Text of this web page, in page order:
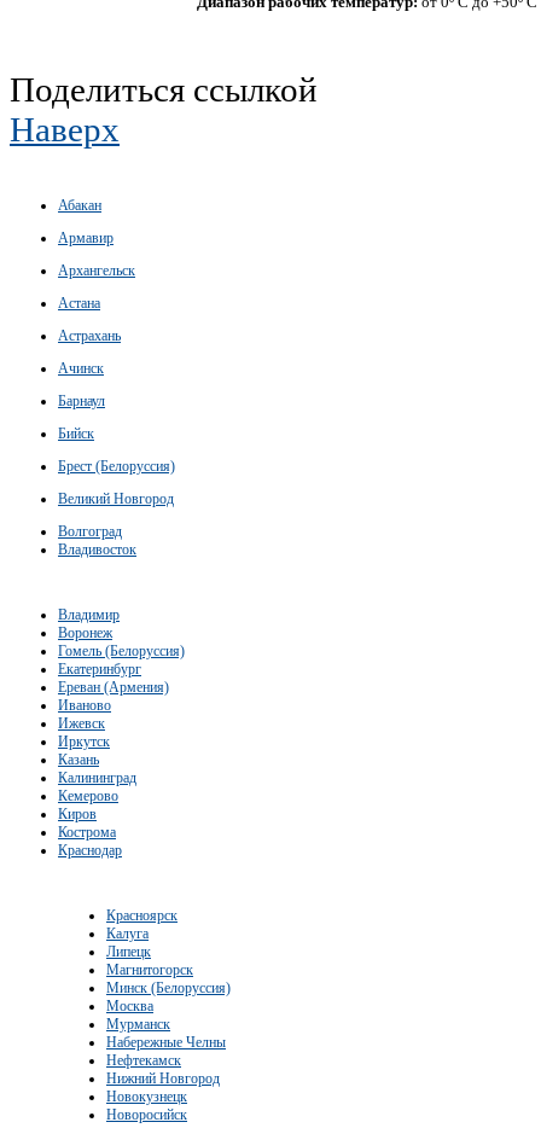
Поделиться ссылкой
Наверх
Абакан
Армавир
Архангельск
Астана
Астрахань
Ачинск
Барнаул
Бийск
Брест (Белоруссия)
Великий Новгород
Волгоград
Владивосток
Владимир
Воронеж
Гомель (Белоруссия)
Екатеринбург
Ереван (Армения)
Иваново
Ижевск
Иркутск
Казань
Калининград
Кемерово
Киров
Кострома
Краснодар
Красноярск
Калуга
Липецк
Магнитогорск
Минск (Белоруссия)
Москва
Мурманск
Набережные Челны
Нефтекамск
Нижний Новгород
Новокузнецк
Новоросийск